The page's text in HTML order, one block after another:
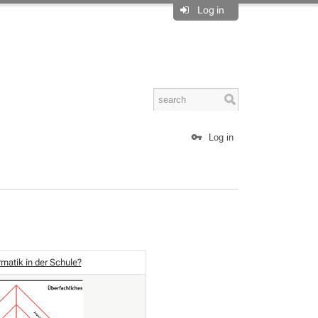
Log in
Log in
in der Schule?